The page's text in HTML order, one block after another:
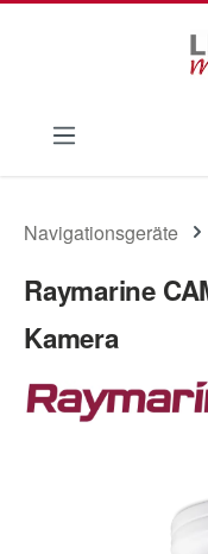
Navigationsgeräte
Raymarine
Kamera